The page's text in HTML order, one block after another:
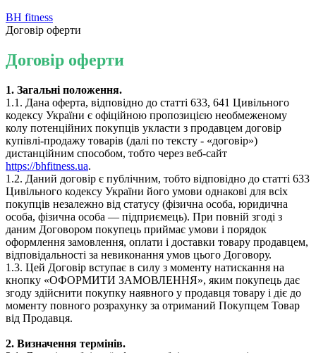
BH fitness
Договір оферти
Договір оферти
1. Загальні положення.
1.1. Дана оферта, відповідно до статті 633, 641 Цивільного
кодексу України є офіційною пропозицією необмеженому
колу потенційних покупців укласти з продавцем договір
купівлі-продажу товарів (далі по тексту - «договір»)
дистанційним способом, тобто через веб-сайт
https://bhfitness.ua.
1.2. Даний договір є публічним, тобто відповідно до статті 633
Цивільного кодексу України його умови однакові для всіх
покупців незалежно від статусу (фізична особа, юридична
особа, фізична особа — підприємець). При повній згоді з
даним Договором покупець приймає умови і порядок
оформлення замовлення, оплати і доставки товару продавцем,
відповідальності за невиконання умов цього Договору.
1.3. Цей Договір вступає в силу з моменту натискання на
кнопку «ОФОРМИТИ ЗАМОВЛЕННЯ», яким покупець дає
згоду здійснити покупку наявного у продавця товару і діє до
моменту повного розрахунку за отриманий Покупцем Товар
від Продавця.
2. Визначення термінів.